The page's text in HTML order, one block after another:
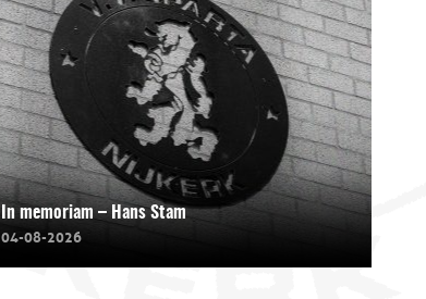
In memoriam – Hans Stam
04-08-2026